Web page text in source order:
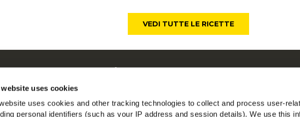
uses cookies
uses cookies and other tracking technologies to collect and process user-
personal identifiers (such as your IP address and session details). We use this
VEDI TUTTE LE RICETTE
Tutto su McCain
Dalle Nostre Radici il Nostro Impegno
Lavora con noi
FAQ